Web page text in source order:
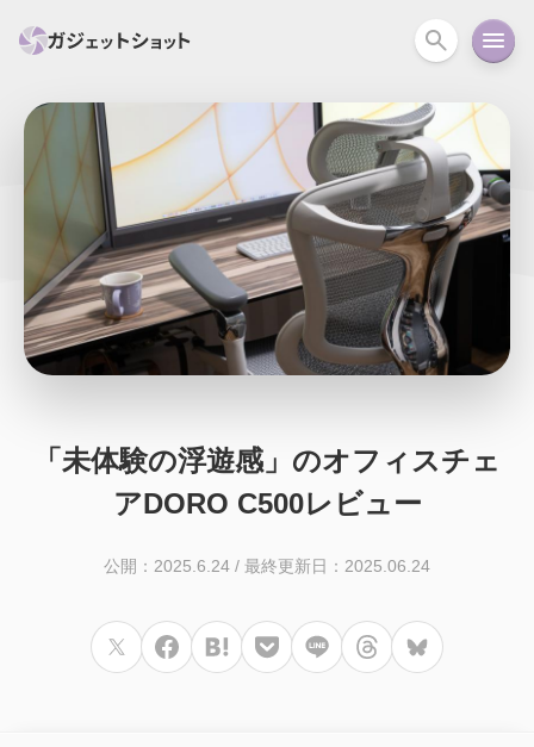
すべて PC関連 カメラ ウェアラ
セール情報 スマートホーム アクションカメラ カメラ
回線 iPhone iPad Mac Android コラム
ガイド ニュース オーディオ 周辺機器
「未体験の浮遊感」のオフィスチェ
アDORO C500レビュー
公開：2025.6.24 / 最終更新日：2025.06.24